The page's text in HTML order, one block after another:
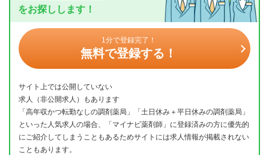
をお探しします！
1分で登録完了！
無料で登録する！
サイト上では公開していない
求人（非公開求人）もあります
「高年収かつ転勤なしの調剤薬局」「土日休み＋平日休みの調剤薬局」
といった人気求人の場合、「マイナビ薬剤師」に登録済みの方に優先的
にご紹介してしまうこともあるためサイトには求人情報が掲載されない
こともあります。